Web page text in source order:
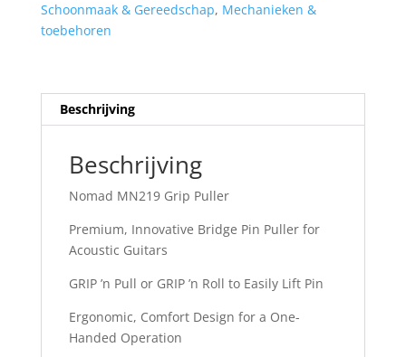
Schoonmaak & Gereedschap, Mechanieken &
toebehoren
Beschrijving
Beschrijving
Nomad MN219 Grip Puller
Premium, Innovative Bridge Pin Puller for
Acoustic Guitars
GRIP ’n Pull or GRIP ’n Roll to Easily Lift Pin
Ergonomic, Comfort Design for a One-
Handed Operation